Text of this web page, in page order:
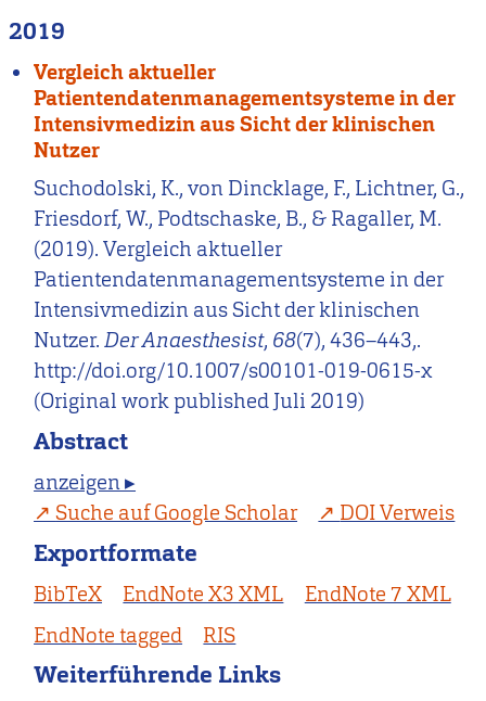
2019
Vergleich aktueller
Patientendatenmanagementsysteme in der
Intensivmedizin aus Sicht der klinischen
Nutzer
Suchodolski, K., von Dincklage, F., Lichtner, G.,
Friesdorf, W., Podtschaske, B., & Ragaller, M.
(2019). Vergleich aktueller
Patientendatenmanagementsysteme in der
Intensivmedizin aus Sicht der klinischen
Nutzer.Der Anaesthesist, 68(7), 436–443,.
http://doi.org/10.1007/s00101-019-0615-x
(Original work published Juli 2019)
Abstract
anzeigen ▸
Suche auf Google Scholar
DOI Verweis
Exportformate
BibTeX EndNote X3 XML
EndNote 7 XML
EndNote tagged
RIS
Weiterführende Links